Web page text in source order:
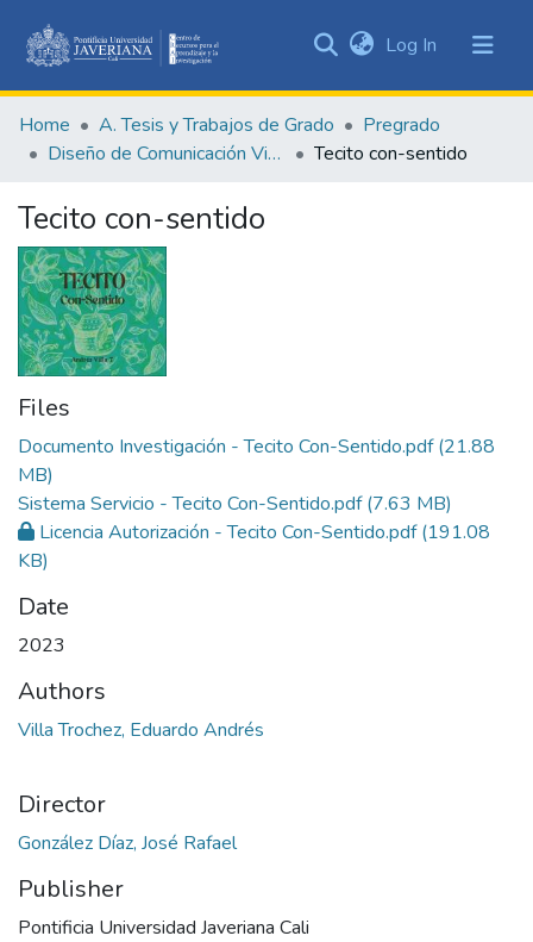
&
Collections
Log In (current)
Home A. Tesis y Trabajos de Grado
Pregrado
Diseño de Comunicación Visual
Tecito con-sentido
Tecito con-sentido
Files
Documento Investigación - Tecito Con-Sentido.pdf(21.88
MB)
Sistema Servicio - Tecito Con-Sentido.pdf(7.63 MB)
Licencia Autorización - Tecito Con-Sentido.pdf(191.08
KB)
Date
2023
Authors
Villa Trochez, Eduardo Andrés
Director
González Díaz, José Rafael
Publisher
Pontificia Universidad Javeriana Cali